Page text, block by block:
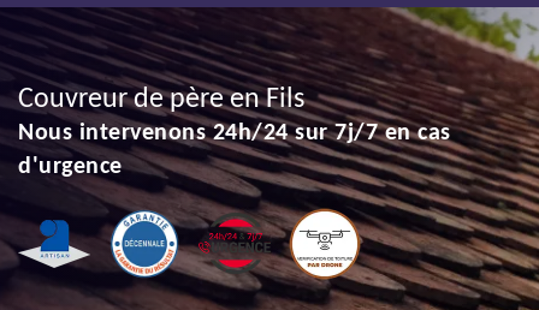
Couvreur de père en Fils
Nous intervenons 24h/24 sur 7j/7 en cas
d'urgence